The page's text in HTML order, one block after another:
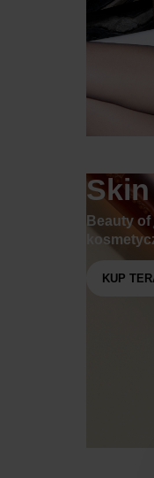
Skin
Beauty of
KUP